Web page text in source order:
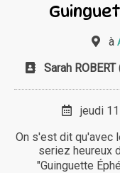
à
Sarah
jeudi
On s'est dit qu'avec
seriez heureux
"Guinguette